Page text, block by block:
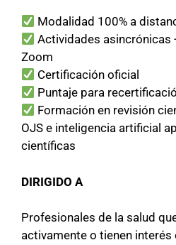
Modalidad 100% a
Actividades asincrónicas
Zoom
Certificación oficial
Puntaje para
Formación en revisión
OJS e inteligencia artificial
científicas
DIRIGIDO A
Profesionales de la salud
activamente o tienen